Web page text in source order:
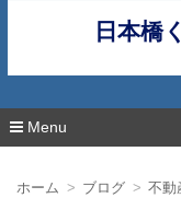
日本橋
Menu
ホーム ブログ 不動